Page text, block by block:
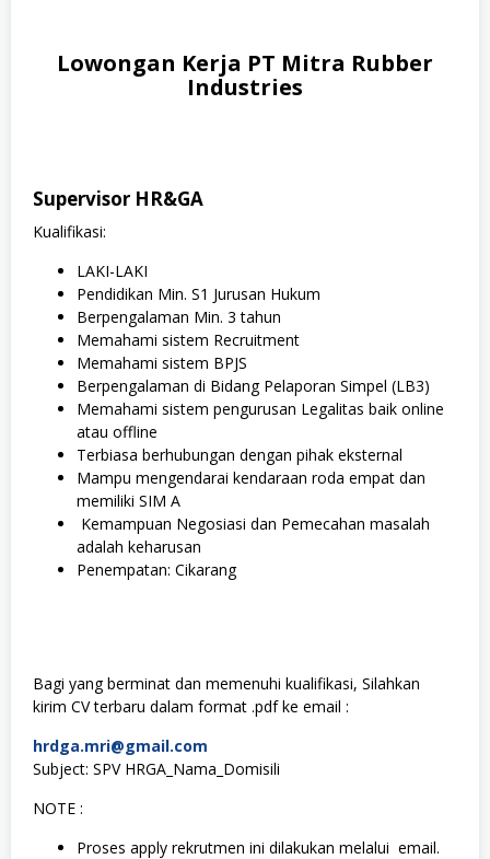
Lowongan Kerja PT Mitra Rubber
Industries
Supervisor HR&GA
Kualifikasi:
LAKI-LAKI
Pendidikan Min. S1 Jurusan Hukum
Berpengalaman Min. 3 tahun
Memahami sistem Recruitment
Memahami sistem BPJS
Berpengalaman di Bidang Pelaporan Simpel (LB3)
Memahami sistem pengurusan Legalitas baik online
atau offline
Terbiasa berhubungan dengan pihak eksternal
Mampu mengendarai kendaraan roda empat dan
memiliki SIM A
Kemampuan Negosiasi dan Pemecahan masalah
adalah keharusan
Penempatan: Cikarang
Bagi yang berminat dan memenuhi kualifikasi, Silahkan
kirim CV terbaru dalam format .pdf ke email :
hrdga.mri@gmail.com
Subject: SPV HRGA_Nama_Domisili
NOTE :
Proses apply rekrutmen ini dilakukan melalui email.